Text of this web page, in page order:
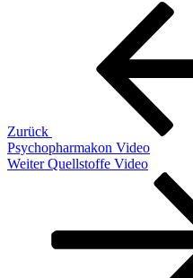
Beitragsnavigation
Zurück
Psychopharmakon Video
Nächster
Weiter Quellstoffe Video